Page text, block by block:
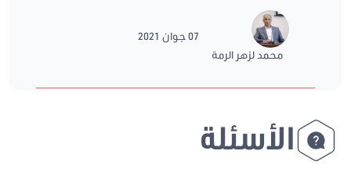
محمد لزهر الرمة
07 جوان 2021
الأسئلة